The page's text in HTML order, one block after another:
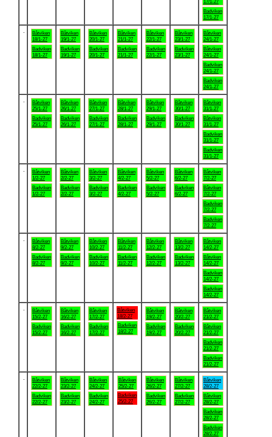
17/1-27
Badviken
17/1-27
Båtviken
18/1-27
Badviken
18/1-27
Båtviken
19/1-27
Badviken
19/1-27
Båtviken
20/1-27
Badviken
20/1-27
Båtviken
21/1-27
Badviken
21/1-27
Båtviken
22/1-27
Badviken
22/1-27
Båtviken
23/1-27
Badviken
23/1-27
Båtviken
24/1-27
Båtviken
24/1-27
Badviken
24/1-27
Badviken
24/1-27
Båtviken
25/1-27
Badviken
25/1-27
Båtviken
26/1-27
Badviken
26/1-27
Båtviken
27/1-27
Badviken
27/1-27
Båtviken
28/1-27
Badviken
28/1-27
Båtviken
29/1-27
Badviken
29/1-27
Båtviken
30/1-27
Badviken
30/1-27
Båtviken
31/1-27
Båtviken
31/1-27
Badviken
31/1-27
Badviken
31/1-27
Båtviken
1/2-27
Badviken
1/2-27
Båtviken
2/2-27
Badviken
2/2-27
Båtviken
3/2-27
Badviken
3/2-27
Båtviken
4/2-27
Badviken
4/2-27
Båtviken
5/2-27
Badviken
5/2-27
Båtviken
6/2-27
Badviken
6/2-27
Båtviken
7/2-27
Båtviken
7/2-27
Badviken
7/2-27
Badviken
7/2-27
Båtviken
8/2-27
Badviken
8/2-27
Båtviken
9/2-27
Badviken
9/2-27
Båtviken
10/2-27
Badviken
10/2-27
Båtviken
11/2-27
Badviken
11/2-27
Båtviken
12/2-27
Badviken
12/2-27
Båtviken
13/2-27
Badviken
13/2-27
Båtviken
14/2-27
Båtviken
14/2-27
Badviken
14/2-27
Badviken
14/2-27
Båtviken
15/2-27
Badviken
15/2-27
Båtviken
16/2-27
Badviken
16/2-27
Båtviken
17/2-27
Badviken
17/2-27
Båtviken
18/2-27
Badviken
18/2-27
Båtviken
19/2-27
Badviken
19/2-27
Båtviken
20/2-27
Badviken
20/2-27
Båtviken
21/2-27
Båtviken
21/2-27
Badviken
21/2-27
Badviken
21/2-27
Båtviken
22/2-27
Badviken
22/2-27
Båtviken
23/2-27
Badviken
23/2-27
Båtviken
24/2-27
Badviken
24/2-27
Båtviken
25/2-27
Badviken
25/2-27
Båtviken
26/2-27
Badviken
26/2-27
Båtviken
27/2-27
Badviken
27/2-27
Båtviken
28/2-27
Båtviken
28/2-27
Badviken
28/2-27
Badviken
28/2-27